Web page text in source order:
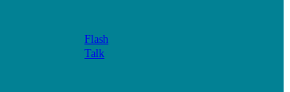
Flash
Talk